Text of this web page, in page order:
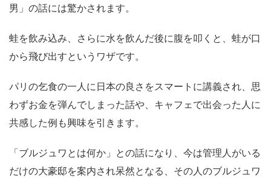
男」の話には驚かされます。
蛙を飲み込み、さらに水を飲んだ後に腹を叩くと、蛙が口
から飛び出すというワザです。
パリの乞食の一人に日本の良さをスマートに講義され、思
わずお金を弾んでしまった話や、キャフェで出会った人に
共感した例も興味を引きます。
「ブルジュワとは何か」との話になり、今は管理人がいる
だけの大豪邸を案内され呆然となる、その人のブルジュワ